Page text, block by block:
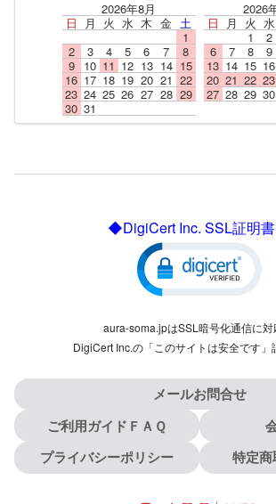
2026年8月
日
月 火 水 木 金 土
1
2
3 4 5 6 7
8
9
10 11 12 13 14 15
16 17 18 19 20 21 22
23 24 25 26 27 28 29
30 31
2026
日
月 火 水
1
2
6
7 8 9
13 14 15 16
20 21 22 23
27 28 29 30
◆DigiCert Inc. SSL証明
aura-soma.jpはSSL暗号化通信に対
DigiCert Inc.の「このサイトは安全です」
メールお問合せ
ご利用ガイドＦＡＱ
プライバシーポリシー
特定